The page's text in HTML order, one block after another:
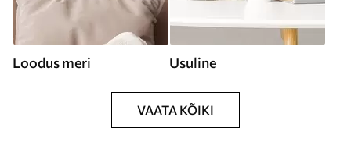
Loodus meri Usuline
VAATA KÕIKI